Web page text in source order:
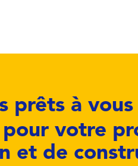
prêts à vous
pour votre
et de